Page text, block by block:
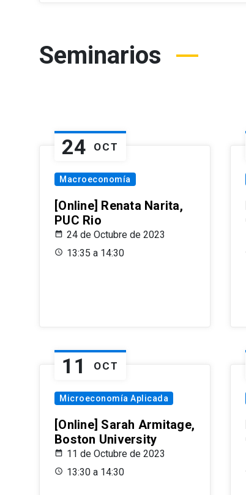
Seminarios
24 OCT
Macroeconomía
[Online] Renata Narita,
PUC Rio
24 de Octubre de 2023
13:35 a 14:30
11 OCT
Microeconomía Aplicada
[Online] Sarah Armitage,
Boston University
11 de Octubre de 2023
13:30 a 14:30